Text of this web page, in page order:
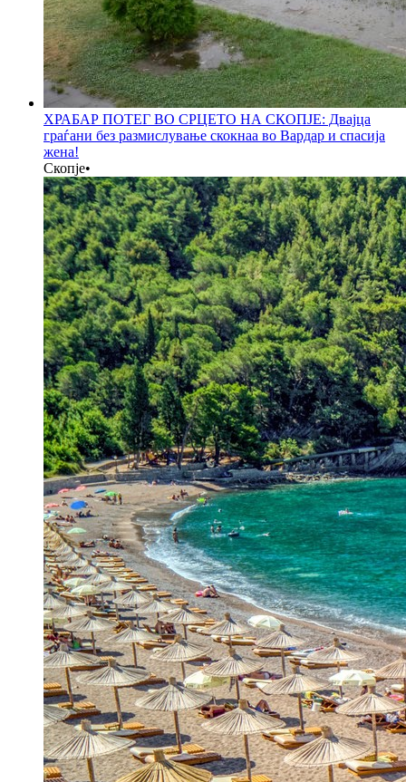
ХРАБАР ПОТЕГ ВО СРЦЕТО НА СКОПЈЕ: Двајца
граѓани без размислување скокнаа во Вардар и спасија
жена!
Скопје•